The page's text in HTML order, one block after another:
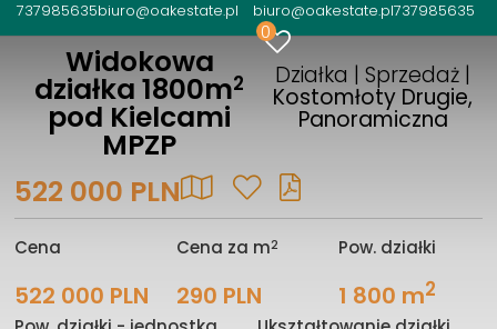
737985635biuro@oakestate.pl biuro@oakestate.pl737985635
0
Widokowa
działka 1800m2
pod Kielcami
MPZP
Działka | Sprzedaż |
Kostomłoty Drugie,
Panoramiczna
522 000 PLN
Cena
522 000 PLN
Cena za m2
290 PLN
Pow. działki
1 800 m2